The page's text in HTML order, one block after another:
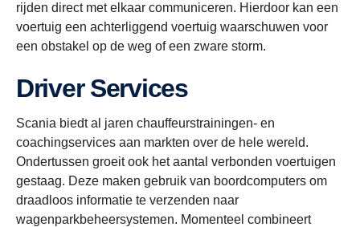
rijden direct met elkaar communiceren. Hierdoor kan een
voertuig een achterliggend voertuig waarschuwen voor
een obstakel op de weg of een zware storm.
Driver Services
Scania biedt al jaren chauffeurstrainingen- en
coachingservices aan markten over de hele wereld.
Ondertussen groeit ook het aantal verbonden voertuigen
gestaag. Deze maken gebruik van boordcomputers om
draadloos informatie te verzenden naar
wagenparkbeheersystemen. Momenteel combineert